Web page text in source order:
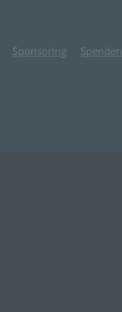
Sponsoring Spenden